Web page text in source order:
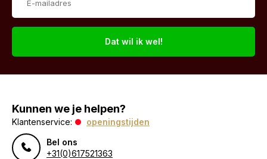
Dat wil ik wel!
Kunnen we je helpen?
Klantenservice:
openingstijden
Bel ons
+31(0)617521363